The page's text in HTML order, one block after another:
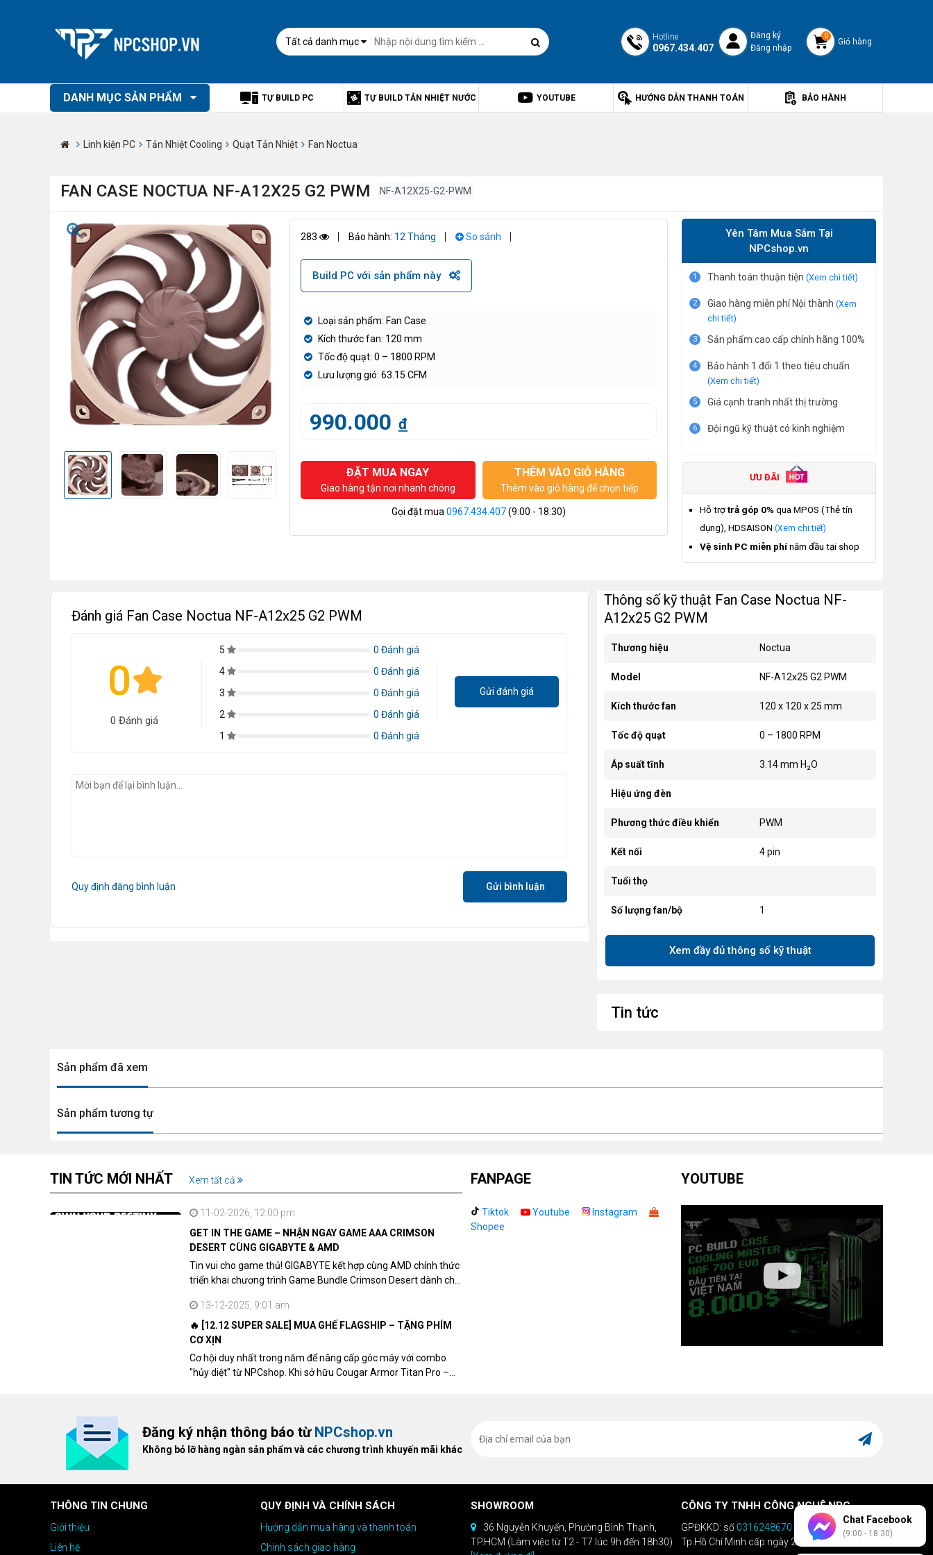
Tất cả danh mục Hotline
0967.434.407
Đăng ký
Đăng nhập
0
Giỏ hàng
DANH MỤC SẢN PHẨM TỰ BUILD PC TỰ BUILD TẢN NHIỆT NƯỚC YOUTUBE HƯỚNG DẪN THANH TOÁN BẢO HÀNH
Linh kiện PC Tản Nhiệt Cooling Quạt Tản Nhiệt Fan Noctua
FAN CASE NOCTUA NF-A12X25 G2 PWM NF-A12X25-G2-PWM
283 Bảo hành: 12 Tháng So sánh
Build PC với sản phẩm này
Loại sản phẩm: Fan Case
Kích thước fan: 120 mm
Tốc độ quạt: 0 – 1800 RPM
Lưu lượng gió: 63.15 CFM
990.000 đ
ĐẶT MUA NGAY
Giao hàng tận nơi nhanh chóng
THÊM VÀO GIỎ HÀNG
Thêm vào giỏ hàng để chọn tiếp
Gọi đặt mua 0967.434.407(9:00 - 18:30)
Yên Tâm Mua Sắm Tại
NPCshop.vn
1 Thanh toán thuận tiện (Xem chi tiết)
2 Giao hàng miễn phí Nội thành (Xem
chi tiết)
3 Sản phẩm cao cấp chính hãng 100%
4 Bảo hành 1 đổi 1 theo tiêu chuẩn
(Xem chi tiết)
5 Giá cạnh tranh nhất thị trường
6 Đội ngũ kỹ thuật có kinh nghiệm
ƯU ĐÃI
Hỗ trợtrả góp 0% qua MPOS (Thẻ tín
dụng), HDSAISON (Xem chi tiết)
Vệ sinh PC miễn phínăm đầu tại shop
Đánh giá Fan Case Noctua NF-A12x25 G2 PWM
0
0 Đánh giá
5
0 Đánh giá
4
0 Đánh giá
3
0 Đánh giá
2
0 Đánh giá
1
0 Đánh giá
Gửi đánh giá
Quy định đăng bình luận Gửi bình luận
Thông số kỹ thuật Fan Case Noctua NF-
A12x25 G2 PWM
Thương hiệu Noctua
Model NF-A12x25 G2 PWM
Kích thước fan 120 x 120 x 25 mm
Tốc độ quạt 0 – 1800 RPM
Áp suất tĩnh 3.14 mm H₂O
Hiệu ứng đèn
Phương thức điều khiển PWM
Kết nối 4 pin
Tuổi thọ
Số lượng fan/bộ 1
Xem đầy đủ thông số kỹ thuật
Tin tức
Sản phẩm đã xem
Sản phẩm tương tự
TIN TỨC MỚI NHẤT Xem tất cả
11-02-2026, 12:00 pm
GET IN THE GAME – NHẬN NGAY GAME AAA CRIMSON
DESERT CÙNG GIGABYTE & AMD
Tin vui cho game thủ! GIGABYTE kết hợp cùng AMD chính thức
triển khai chương trình Game Bundle Crimson Desert dành cho
13-12-2025, 9:01 am
🔥 [12.12 SUPER SALE] MUA GHẾ FLAGSHIP – TẶNG PHÍM
CƠ XỊN
Cơ hội duy nhất trong năm để nâng cấp góc máy với combo
"hủy diệt" từ NPCshop. Khi sở hữu Cougar Armor Titan Pro –
FANPAGE
Tiktok Youtube
Instagram
Shopee
YOUTUBE
Đăng ký nhận thông báo từ NPCshop.vn
Không bỏ lỡ hàng ngàn sản phẩm và các chương trình khuyến mãi khác
THÔNG TIN CHUNG
Giới thiệu
Liên hệ
QUY ĐỊNH VÀ CHÍNH SÁCH
Hướng dẫn mua hàng và thanh toán
Chính sách giao hàng
SHOWROOM
36 Nguyễn Khuyến, Phường Bình Thạnh,
TP.HCM (Làm việc từ T2 - T7 lúc 9h đến 18h30)
CÔNG TY TNHH CÔNG NGHỆ NPC
GPĐKKD: số 0316248670 do Sở KHĐT
Tp.Hồ Chí Minh cấp ngày 28/04/2020
Chat Facebook
(9:00 - 18:30)